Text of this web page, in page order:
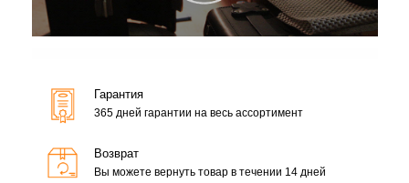
Гарантия
365 дней гарантии на весь ассортимент
Возврат
Вы можете вернуть товар в течении 14 дней